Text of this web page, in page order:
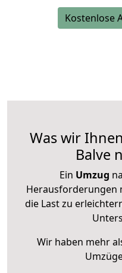
Kostenlose
Was wir
Balve
Ein Umzug
Herausforderungen
die Last zu
Wir haben mehr